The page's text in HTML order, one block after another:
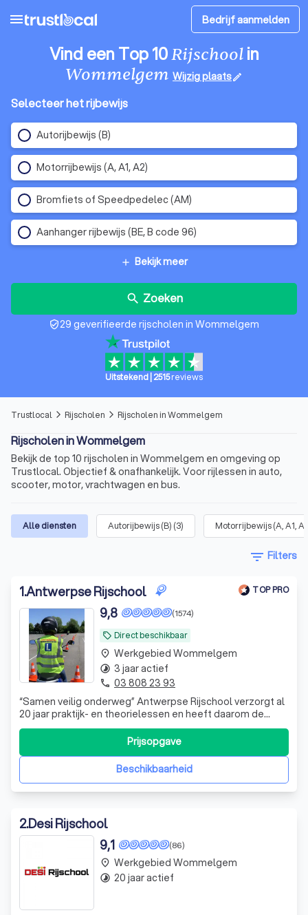
menu Bedrijf aanmelden
Vind een Top 10Rijschoolin
Wommelgem Wijzig plaatsedit
Selecteer het rijbewijs
Autorijbewijs (B)
Motorrijbewijs (A, A1, A2)
Bromfiets of Speedpedelec (AM)
Aanhanger rijbewijs (BE, B code 96)
add Bekijk meer
search Zoeken
verified_user29 geverifieerde rijscholen in Wommelgem
Uitstekend 2515reviews
Trustlocal arrow_forward_ios Rijscholen arrow_forward_ios Rijscholen in Wommelgem
Rijscholen in Wommelgem
Bekijk de top 10 rijscholen in Wommelgem en omgeving op
Trustlocal. Objectief & onafhankelijk. Voor rijlessen in auto,
scooter, motor, vrachtwagen en bus.
Alle diensten Autorijbewijs (B) (3) Motorrijbewijs (A, A1,
filter_list Filters
1.Antwerpse Rijschool TOP PRO
local_offer Direct beschikbaar
(1574)
9,8
“Samen veilig onderweg” Antwerpse Rijschool verzorgt al
20 jaar praktijk- en theorielessen en heeft daarom de
nodige ervaring en kennis om je te helpen bij het behalen
Beschikbaarheid
Prijsopgave
place Werkgebied Wommelgem
timelapse 3 jaar actief
phone 03 808 23 93
2.Desi Rijschool
(86)
9,1
place Werkgebied Wommelgem
timelapse 20 jaar actief